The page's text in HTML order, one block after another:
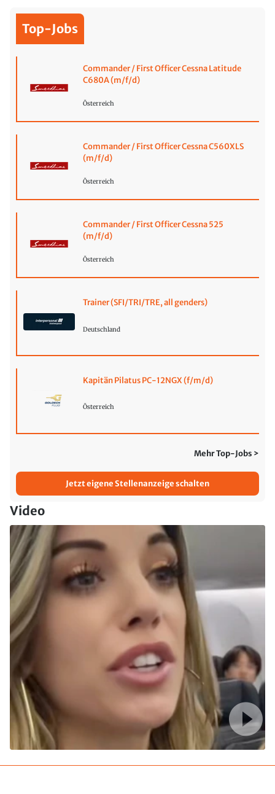
Top-Jobs
Commander / First Officer Cessna Latitude
C680A (m/f/d)
Österreich
Commander / First Officer Cessna C560XLS
(m/f/d)
Österreich
Commander / First Officer Cessna 525
(m/f/d)
Österreich
Trainer (SFI/TRI/TRE, all genders)
Deutschland
Kapitän Pilatus PC-12NGX (f/m/d)
Österreich
Mehr Top-Jobs >
Jetzt eigene Stellenanzeige schalten
Video